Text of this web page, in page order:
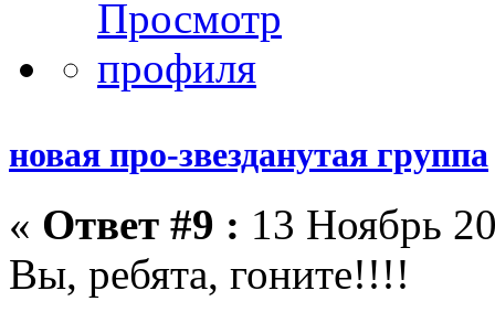
новая про-звезданутая группа
« Ответ #9 : 13 Ноябрь
Вы, ребята, гоните!!!!